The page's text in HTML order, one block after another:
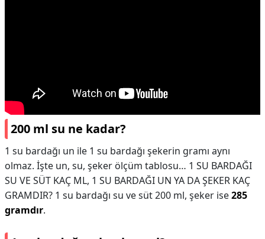
200 ml su ne kadar?
1 su bardağı un ile 1 su bardağı şekerin gramı aynı
olmaz. İşte un, su, şeker ölçüm tablosu… 1 SU BARDAĞI
SU VE SÜT KAÇ ML, 1 SU BARDAĞI UN YA DA ŞEKER KAÇ
GRAMDIR? 1 su bardağı su ve süt 200 ml, şeker ise285
gramdır.